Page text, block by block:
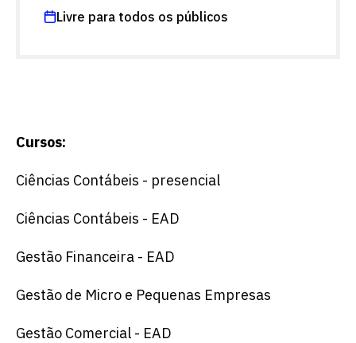
Cursos:
Ciências Contábeis - presencial
Ciências Contábeis - EAD
Gestão Financeira - EAD
Gestão de Micro e Pequenas Empresas
Gestão Comercial - EAD
Livre para todos os públicos